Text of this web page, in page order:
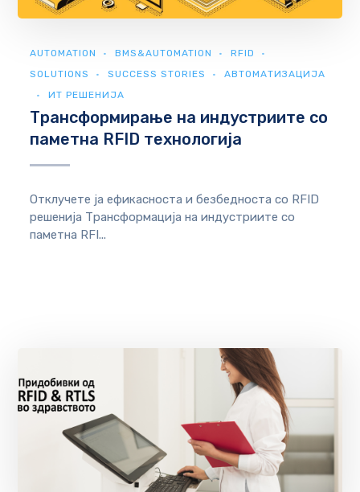
AUTOMATION BMS&AUTOMATION
RFID
SOLUTIONS
SUCCESS STORIES
АВТОМАТИЗАЦИЈА
ИТ РЕШЕНИЈА
Трансформирање на индустриите со
паметна RFID технологија
Отклучете ја ефикасноста и безбедноста со RFID
решенија Трансформација на индустриите со
паметна RFI...